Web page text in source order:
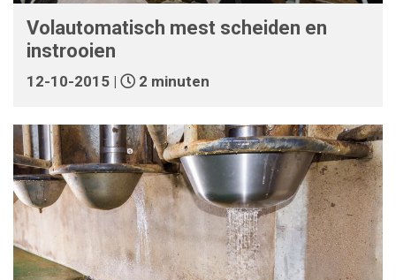
Volautomatisch mest scheiden en
instrooien
12-10-2015 | 2 minuten